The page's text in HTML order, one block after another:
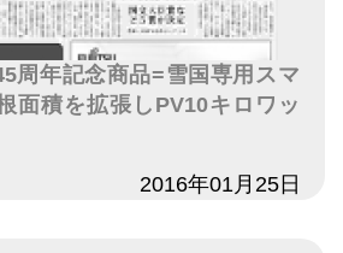
周年記念商品=雪国専用スマ
面積を拡張しPV10キロワッ
2016年01月25日